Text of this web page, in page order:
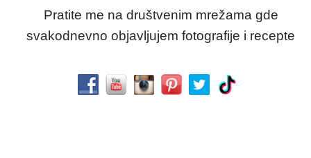
Pratite me na društvenim mrežama gde
svakodnevno objavljujem fotografije i recepte